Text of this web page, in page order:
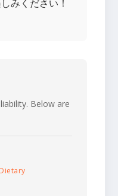
みください！
Below are